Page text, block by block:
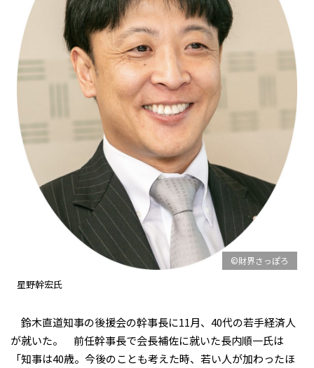
©財界さっぽろ
星野幹宏氏
鈴木直道知事の後援会の幹事長に11月、40代の若手経済人
が就いた。 前任幹事長で会長補佐に就いた長内順一氏は
「知事は40歳。今後のことも考えた時、若い人が加わったほ